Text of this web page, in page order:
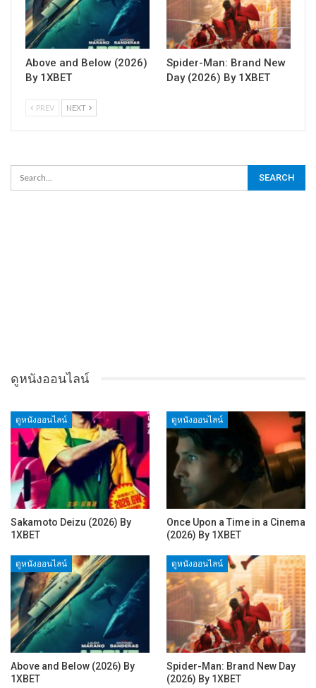
Above and Below (2026)
By 1XBET
Spider-Man: Brand New
Day (2026) By 1XBET
PREV NEXT
ดูหนังออนไลน์
ดูหนังออนไลน์
Sakamoto Deizu (2026) By
1XBET
ดูหนังออนไลน์
Once Upon a Time in a Cinema
(2026) By 1XBET
ดูหนังออนไลน์
Above and Below (2026) By
1XBET
ดูหนังออนไลน์
Spider-Man: Brand New Day
(2026) By 1XBET